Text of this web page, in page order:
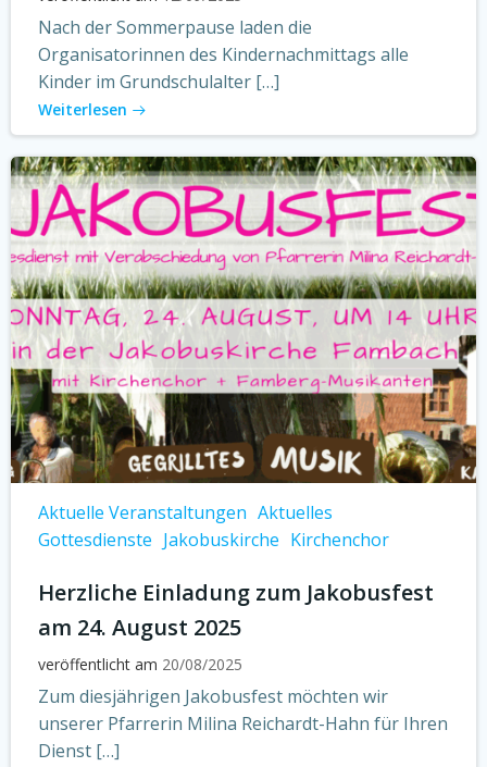
Nach der Sommerpause laden die
Organisatorinnen des Kindernachmittags alle
Kinder im Grundschulalter […]
Weiterlesen
Aktuelle Veranstaltungen Aktuelles
Gottesdienste Jakobuskirche Kirchenchor
Herzliche Einladung zum Jakobusfest
am 24. August 2025
veröffentlicht am 20/08/2025
Zum diesjährigen Jakobusfest möchten wir
unserer Pfarrerin Milina Reichardt-Hahn für Ihren
Dienst […]